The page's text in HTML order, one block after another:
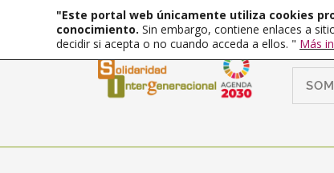
"Este portal web únicamente utiliza cookies
conocimiento. Sin embargo, contiene enlaces a
decidir si acepta o no cuando acceda a ellos. " Más